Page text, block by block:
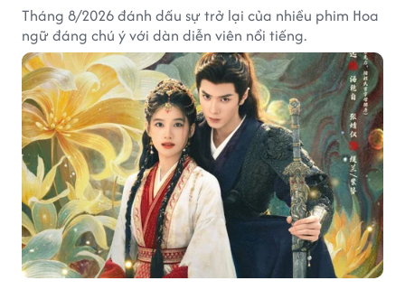
Tháng 8/2026 đánh dấu sự trở lại của nhiều phim Hoa
ngữ đáng chú ý với dàn diễn viên nổi tiếng.